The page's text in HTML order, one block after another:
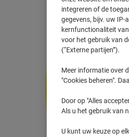
integreren of de
gegevens, bijv. uw
kernfunctionaliteit
voor het gebruik van
(“Externe partijen”).
Meer informatie over
"Cookies beheren".
Door op "Alles
Als u het gebruik van
U kunt uw keuze op